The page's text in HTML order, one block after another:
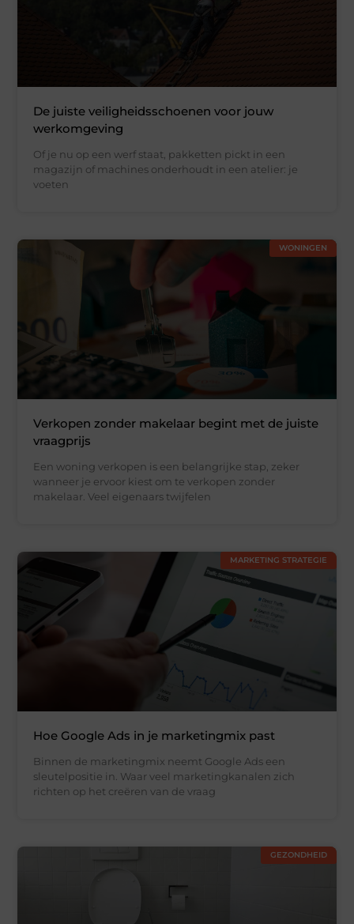
De juiste veiligheidsschoenen voor jouw
werkomgeving
Of je nu op een werf staat, pakketten pickt in een
magazijn of machines onderhoudt in een atelier: je
voeten
WONINGEN
Verkopen zonder makelaar begint met de juiste
vraagprijs
Een woning verkopen is een belangrijke stap, zeker
wanneer je ervoor kiest om te verkopen zonder
makelaar. Veel eigenaars twijfelen
MARKETING STRATEGIE
Hoe Google Ads in je marketingmix past
Binnen de marketingmix neemt Google Ads een
sleutelpositie in. Waar veel marketingkanalen zich
richten op het creëren van de vraag
GEZONDHEID